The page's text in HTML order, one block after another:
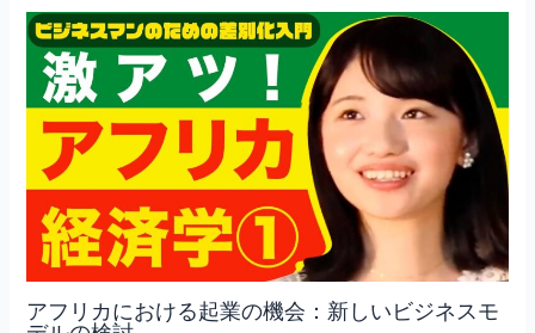
アフリカにおける起業の機会：新しいビジネスモ